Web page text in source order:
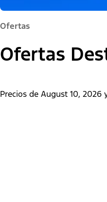
Ofertas
Ofertas
Precios de August 10, 2026